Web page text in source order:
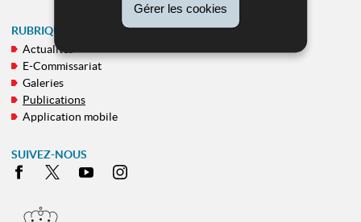
Gérer les cookies
RUBRIQUES TRANSVERSALES
Actualités
E-Commissariat
Galeries
Publications
Application mobile
SUIVEZ-NOUS
Facebook
X Youtube